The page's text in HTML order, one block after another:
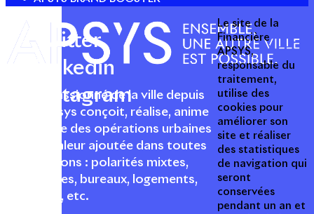
Acteur passionné de la ville depuis
1996, Apsys conçoit, réalise, anime
et valorise des opérations urbaines
à forte valeur ajoutée dans toutes
les fonctions : polarités mixtes,
commerces, bureaux, logements,
hôtellerie, etc.
Twitter
Linkedin
Instagram
Le site de la
Financière
APSYS,
responsable du
traitement,
utilise des
cookies pour
améliorer son
site et réaliser
des statistiques
de navigation qui
seront
conservées
pendant un an et